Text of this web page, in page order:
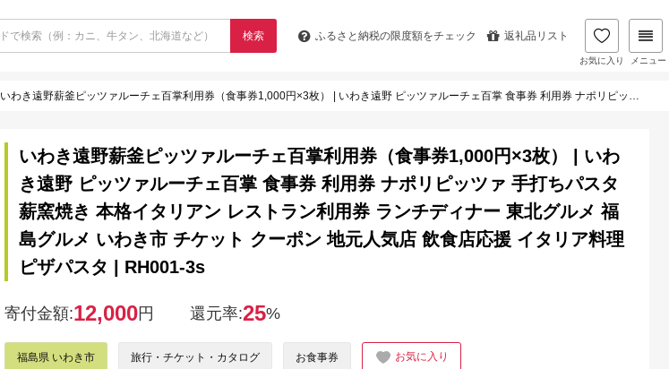
検索 ふるさと納税の限度額をチェック 返礼品リスト
お気に入り メニュー
いわき遠野薪釜ピッツァルーチェ百掌利用券（食事券1,000円×3枚） | いわき遠野 ピッツァルーチェ百掌 食事券 利用券 ナポリピッツァ 手打ちパスタ 薪窯焼き 本格イタリアン レストラン利用券 ランチディナー 東北グルメ 福島グルメ いわき市 チケット クーポン 地元人気店 飲食店応援 イタリア料理 ピザパスタ | RH001-3s
いわき遠野薪釜ピッツァルーチェ百掌利用券（食事券1,000円×3枚） | いわ
き遠野 ピッツァルーチェ百掌 食事券 利用券 ナポリピッツァ 手打ちパスタ
薪窯焼き 本格イタリアン レストラン利用券 ランチディナー 東北グルメ 福
島グルメ いわき市 チケット クーポン 地元人気店 飲食店応援 イタリア料理
ピザパスタ | RH001-3s
寄付金額:12,000円 還元率:25%
福島県 いわき市 旅行・チケット・カタログ お食事券 お気に入り